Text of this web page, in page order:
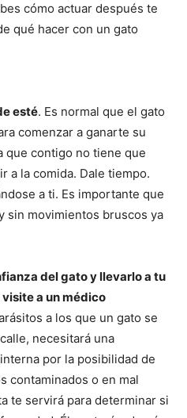
–
Gatos
cómo actuar después te
qué hacer con un gato
esté. Es normal que el gato
comenzar a ganarte su
que contigo no tiene que
a la comida. Dale tiempo.
a ti. Es importante que
sin movimientos bruscos ya
del gato y llevarlo a tu
a un médico
a los que un gato se
necesitará una
por la posibilidad de
contaminados o en mal
te servirá para determinar si